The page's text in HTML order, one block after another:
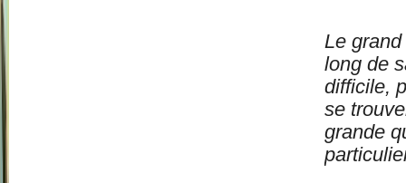
Le
long de
difficile,
se
grande